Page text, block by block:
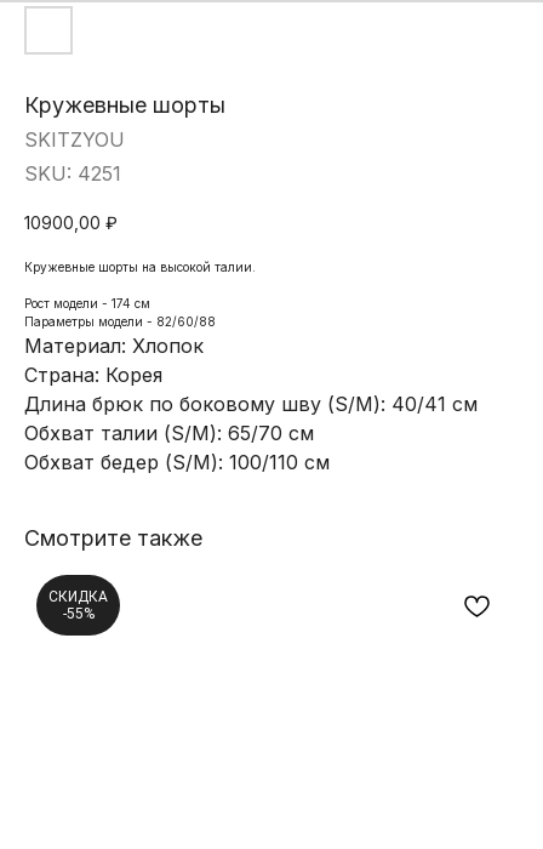
Кружевные шорты
SKITZYOU
SKU: 4251
10900,00 ₽
Кружевные шорты на высокой талии.
Рост модели - 174 см
Параметры модели - 82/60/88
Материал: Хлопок
Страна: Корея
Длина брюк по боковому шву (S/M): 40/41 см
Обхват талии (S/M): 65/70 см
Обхват бедер (S/M): 100/110 см
Смотрите также
СКИДКА
-55%